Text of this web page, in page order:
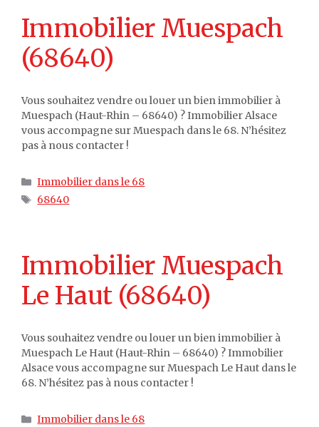
Immobilier Muespach
(68640)
Vous souhaitez vendre ou louer un bien immobilier à
Muespach (Haut-Rhin – 68640) ? Immobilier Alsace
vous accompagne sur Muespach dans le 68. N’hésitez
pas à nous contacter !
Catégories
Immobilier dans le 68
Étiquettes
68640
Immobilier Muespach
Le Haut (68640)
Vous souhaitez vendre ou louer un bien immobilier à
Muespach Le Haut (Haut-Rhin – 68640) ? Immobilier
Alsace vous accompagne sur Muespach Le Haut dans le
68. N’hésitez pas à nous contacter !
Catégories
Immobilier dans le 68